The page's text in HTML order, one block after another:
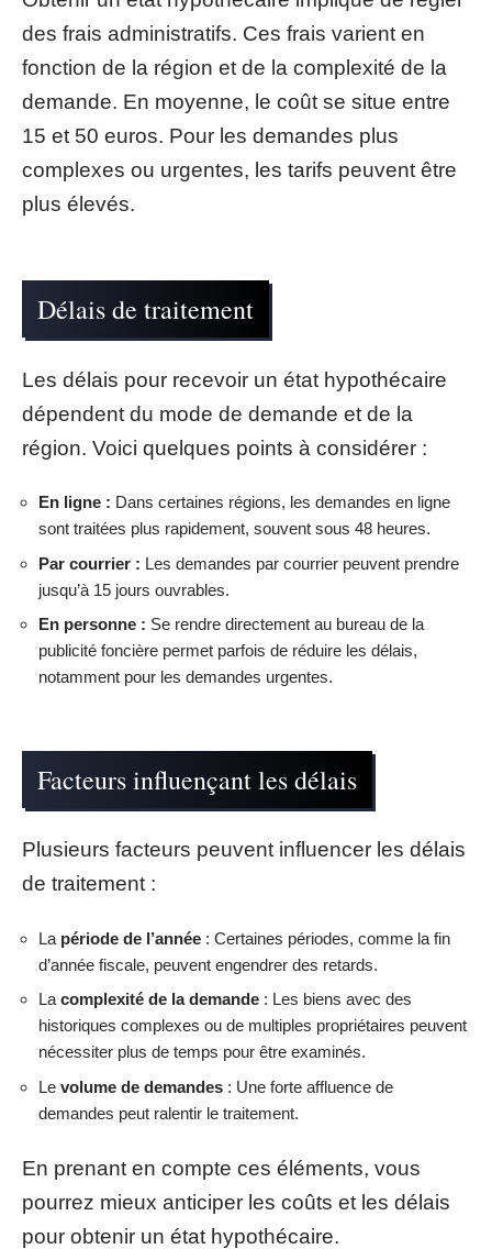
des frais administratifs. Ces frais varient en
fonction de la région et de la complexité de la
demande. En moyenne, le coût se situe entre
15 et 50 euros. Pour les demandes plus
complexes ou urgentes, les tarifs peuvent être
plus élevés.
Délais de traitement
Les délais pour recevoir un état hypothécaire
dépendent du mode de demande et de la
région. Voici quelques points à considérer :
En ligne : Dans certaines régions, les demandes en ligne
sont traitées plus rapidement, souvent sous 48 heures.
Par courrier : Les demandes par courrier peuvent prendre
jusqu’à 15 jours ouvrables.
En personne : Se rendre directement au bureau de la
publicité foncière permet parfois de réduire les délais,
notamment pour les demandes urgentes.
Facteurs influençant les délais
Plusieurs facteurs peuvent influencer les délais
de traitement :
La période de l’année : Certaines périodes, comme la fin
d’année fiscale, peuvent engendrer des retards.
La complexité de la demande : Les biens avec des
historiques complexes ou de multiples propriétaires peuvent
nécessiter plus de temps pour être examinés.
Le volume de demandes : Une forte affluence de
demandes peut ralentir le traitement.
En prenant en compte ces éléments, vous
pourrez mieux anticiper les coûts et les délais
pour obtenir un état hypothécaire.